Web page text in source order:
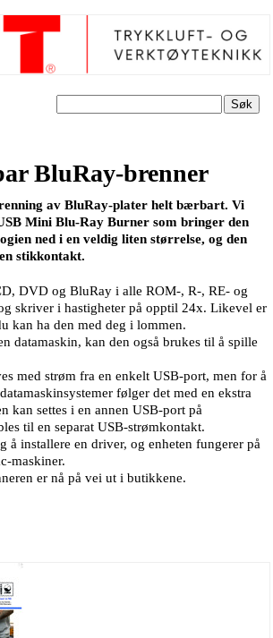
Søk
BluRay-brenner
av BluRay-plater helt bærbart. Vi
Mini Blu-Ray Burner som bringer den
ned i en veldig liten størrelse, og den
stikkontakt.
DVD og BluRay i alle ROM-, R-, RE- og
skriver i hastigheter på opptil 24x. Likevel er
kan ha den med deg i lommen.
datamaskin, kan den også brukes til å spille
med strøm fra en enkelt USB-port, men for å
følger det med en ekstra
kan settes i en annen USB-port på
til en separat USB-strømkontakt.
å installere en driver, og enheten fungerer på
maskiner.
er nå på vei ut i butikkene.